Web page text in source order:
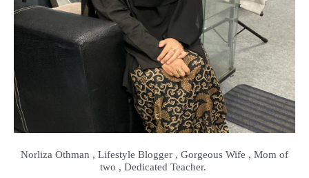
Norliza Othman , Lifestyle Blogger , Gorgeous Wife , Mom of
two , Dedicated Teacher.